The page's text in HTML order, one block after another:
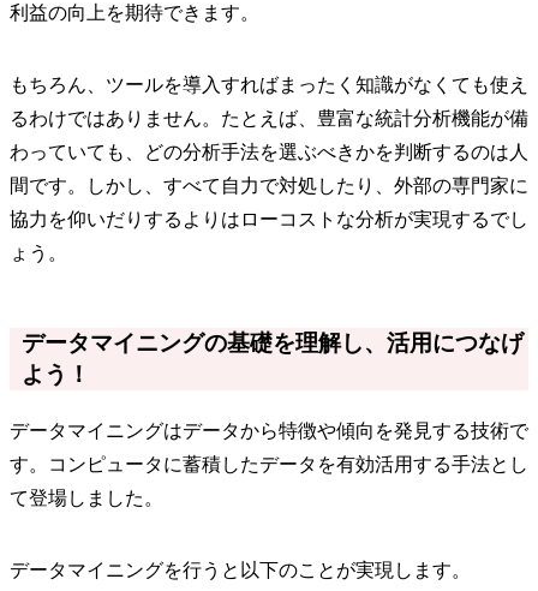
利益の向上を期待できます。
もちろん、ツールを導入すればまったく知識がなくても使え
るわけではありません。たとえば、豊富な統計分析機能が備
わっていても、どの分析手法を選ぶべきかを判断するのは人
間です。しかし、すべて自力で対処したり、外部の専門家に
協力を仰いだりするよりはローコストな分析が実現するでし
ょう。
データマイニングの基礎を理解し、活用につなげ
よう！
データマイニングはデータから特徴や傾向を発見する技術で
す。コンピュータに蓄積したデータを有効活用する手法とし
て登場しました。
データマイニングを行うと以下のことが実現します。